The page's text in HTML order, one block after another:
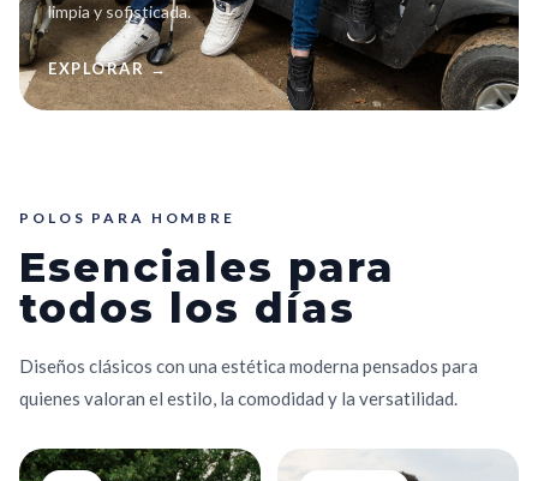
limpia y sofisticada.
EXPLORAR →
POLOS PARA HOMBRE
Esenciales para
todos los días
Diseños clásicos con una estética moderna pensados para
quienes valoran el estilo, la comodidad y la versatilidad.